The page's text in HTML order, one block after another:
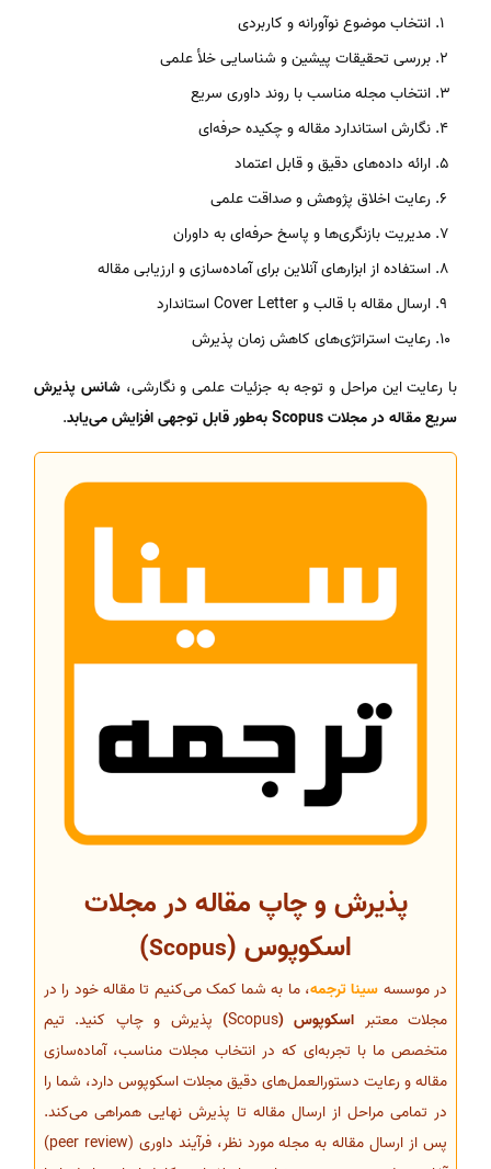
انتخاب موضوع نوآورانه و کاربردی
بررسی تحقیقات پیشین و شناسایی خلأ علمی
انتخاب مجله مناسب با روند داوری سریع
نگارش استاندارد مقاله و چکیده حرفه‌ای
ارائه داده‌های دقیق و قابل اعتماد
رعایت اخلاق پژوهش و صداقت علمی
مدیریت بازنگری‌ها و پاسخ حرفه‌ای به داوران
استفاده از ابزارهای آنلاین برای آماده‌سازی و ارزیابی مقاله
ارسال مقاله با قالب و Cover Letter استاندارد
رعایت استراتژی‌های کاهش زمان پذیرش
با رعایت این مراحل و توجه به جزئیات علمی و نگارشی،شانس پذیرش
سریع مقاله در مجلات Scopus به‌طور قابل توجهی افزایش می‌یابد
.
پذیرش و چاپ مقاله در مجلات
اسکوپوس (Scopus
)
در موسسه سینا ترجمه، ما به شما کمک می‌کنیم تا مقاله خود را در
مجلات معتبر اسکوپوس (Scopus
) پذیرش و چاپ کنید. تیم
متخصص ما با تجربه‌ای که در انتخاب مجلات مناسب، آماده‌سازی
مقاله و رعایت دستورالعمل‌های دقیق مجلات اسکوپوس دارد، شما را
در تمامی مراحل از ارسال مقاله تا پذیرش نهایی همراهی می‌کند.
پس از ارسال مقاله به مجله مورد نظر، فرآیند داوری (peer review)